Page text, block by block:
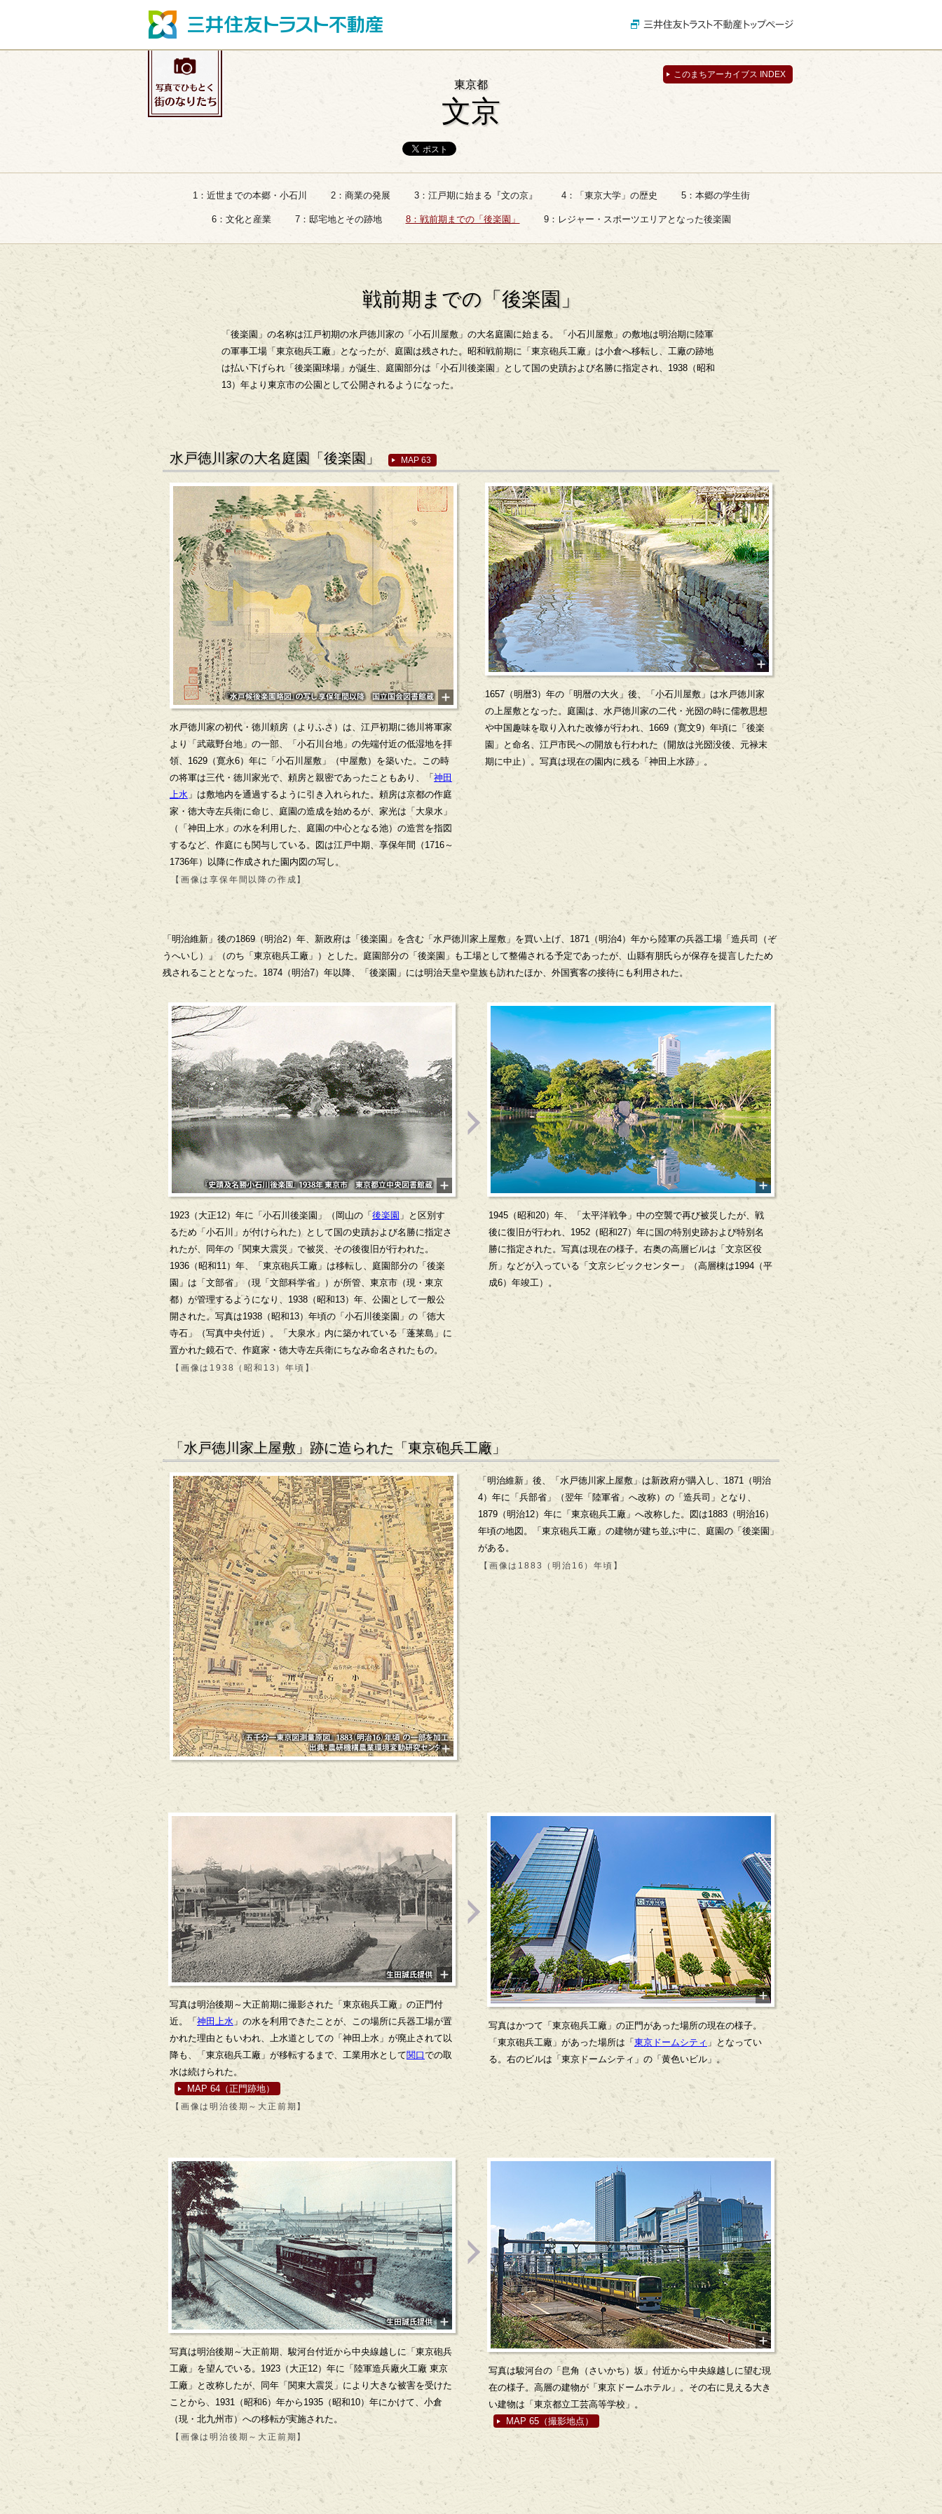
このまちアーカイブス INDEX
東京都
文京
1：近世までの本郷・小石川 2：商業の発展 3：江戸期に始まる『文の京』 4：「東京大学」の歴史 5：本郷の学生街
6：文化と産業 7：邸宅地とその跡地 8：戦前期までの「後楽園」 9：レジャー・スポーツエリアとなった後楽園
戦前期までの「後楽園」
「後楽園」の名称は江戸初期の水戸徳川家の「小石川屋敷」の大名庭園に始まる。「小石川屋敷」の敷地は明治期に陸軍
の軍事工場「東京砲兵工廠」となったが、庭園は残された。昭和戦前期に「東京砲兵工廠」は小倉へ移転し、工廠の跡地
は払い下げられ「後楽園球場」が誕生、庭園部分は「小石川後楽園」として国の史蹟および名勝に指定され、1938（昭和
13）年より東京市の公園として公開されるようになった。
水戸徳川家の大名庭園「後楽園」 MAP 63
水戸徳川家の初代・徳川頼房（よりふさ）は、江戸初期に徳川将軍家
より「武蔵野台地」の一部、「小石川台地」の先端付近の低湿地を拝
領、1629（寛永6）年に「小石川屋敷」（中屋敷）を築いた。この時
の将軍は三代・徳川家光で、頼房と親密であったこともあり、「 神田
上水 」は敷地内を通過するように引き入れられた。頼房は京都の作庭
家・徳大寺左兵衛に命じ、庭園の造成を始めるが、家光は「大泉水」
（「神田上水」の水を利用した、庭園の中心となる池）の造営を指図
するなど、作庭にも関与している。図は江戸中期、享保年間（1716～
1736年）以降に作成された園内図の写し。
【画像は享保年間以降の作成】
1657（明暦3）年の「明暦の大火」後、「小石川屋敷」は水戸徳川家
の上屋敷となった。庭園は、水戸徳川家の二代・光圀の時に儒教思想
や中国趣味を取り入れた改修が行われ、1669（寛文9）年頃に「後楽
園」と命名、江戸市民への開放も行われた（開放は光圀没後、元禄末
期に中止）。写真は現在の園内に残る「神田上水跡」。
「明治維新」後の1869（明治2）年、新政府は「後楽園」を含む「水戸徳川家上屋敷」を買い上げ、1871（明治4）年から陸軍の兵器工場「造兵司（ぞ
うへいし）」（のち「東京砲兵工廠」）とした。庭園部分の「後楽園」も工場として整備される予定であったが、山縣有朋氏らが保存を提言したため
残されることとなった。1874（明治7）年以降、「後楽園」には明治天皇や皇族も訪れたほか、外国賓客の接待にも利用された。
1923（大正12）年に「小石川後楽園」（岡山の「 後楽園 」と区別す
るため「小石川」が付けられた）として国の史蹟および名勝に指定さ
れたが、同年の「関東大震災」で被災、その後復旧が行われた。
1936（昭和11）年、「東京砲兵工廠」は移転し、庭園部分の「後楽
園」は「文部省」（現「文部科学省」）が所管、東京市（現・東京
都）が管理するようになり、1938（昭和13）年、公園として一般公
開された。写真は1938（昭和13）年頃の「小石川後楽園」の「徳大
寺石」（写真中央付近）。「大泉水」内に築かれている「蓬莱島」に
置かれた鏡石で、作庭家・徳大寺左兵衛にちなみ命名されたもの。
【画像は1938（昭和13）年頃】
1945（昭和20）年、「太平洋戦争」中の空襲で再び被災したが、戦
後に復旧が行われ、1952（昭和27）年に国の特別史跡および特別名
勝に指定された。写真は現在の様子。右奥の高層ビルは「文京区役
所」などが入っている「文京シビックセンター」（高層棟は1994（平
成6）年竣工）。
「水戸徳川家上屋敷」跡に造られた「東京砲兵工廠」
「明治維新」後、「水戸徳川家上屋敷」は新政府が購入し、1871（明治
4）年に「兵部省」（翌年「陸軍省」へ改称）の「造兵司」となり、
1879（明治12）年に「東京砲兵工廠」へ改称した。図は1883（明治16）
年頃の地図。「東京砲兵工廠」の建物が建ち並ぶ中に、庭園の「後楽園」
がある。
【画像は1883（明治16）年頃】
写真は明治後期～大正前期に撮影された「東京砲兵工廠」の正門付
近。「 神田上水 」の水を利用できたことが、この場所に兵器工場が置
かれた理由ともいわれ、上水道としての「神田上水」が廃止されて以
降も、「東京砲兵工廠」が移転するまで、工業用水として関口での取
水は続けられた。
MAP 64（正門跡地）
【画像は明治後期～大正前期】
写真はかつて「東京砲兵工廠」の正門があった場所の現在の様子。
「東京砲兵工廠」があった場所は「 東京ドームシティ 」となってい
る。右のビルは「東京ドームシティ」の「黄色いビル」。
写真は明治後期～大正前期、駿河台付近から中央線越しに「東京砲兵
工廠」を望んでいる。1923（大正12）年に「陸軍造兵廠火工廠 東京
工廠」と改称したが、同年「関東大震災」により大きな被害を受けた
ことから、1931（昭和6）年から1935（昭和10）年にかけて、小倉
（現・北九州市）への移転が実施された。
【画像は明治後期～大正前期】
写真は駿河台の「皀角（さいかち）坂」付近から中央線越しに望む現
在の様子。高層の建物が「東京ドームホテル」。その右に見える大き
い建物は「東京都立工芸高等学校」。
MAP 65（撮影地点）